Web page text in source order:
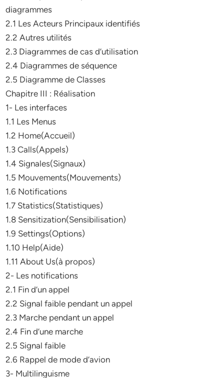
diagrammes
2.1 Les Acteurs Principaux identifiés
2.2 Autres utilités
2.3 Diagrammes de cas d’utilisation
2.4 Diagrammes de séquence
2.5 Diagramme de Classes
Chapitre III : Réalisation
1- Les interfaces
1.1 Les Menus
1.2 Home(Accueil)
1.3 Calls(Appels)
1.4 Signales(Signaux)
1.5 Mouvements(Mouvements)
1.6 Notifications
1.7 Statistics(Statistiques)
1.8 Sensitization(Sensibilisation)
1.9 Settings(Options)
1.10 Help(Aide)
1.11 About Us(à propos)
2- Les notifications
2.1 Fin d’un appel
2.2 Signal faible pendant un appel
2.3 Marche pendant un appel
2.4 Fin d’une marche
2.5 Signal faible
2.6 Rappel de mode d’avion
3- Multilinguisme